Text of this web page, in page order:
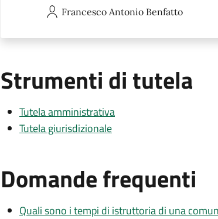
Francesco Antonio Benfatto
Strumenti di tutela
Tutela amministrativa
Tutela giurisdizionale
Domande frequenti
Quali sono i tempi di istruttoria di una